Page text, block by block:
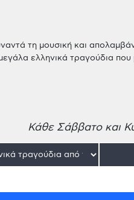
τη μουσική και
ελληνικά τραγούδια
Κάθε Σάββατο και